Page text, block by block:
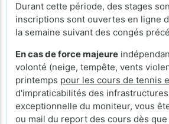
Durant cette période, des stages
inscriptions sont ouvertes en ligne
la semaine suivant des congés
En cas de force majeure
volonté (neige, tempête, vents
printemps pour les cours de tennis
d'impraticabilités des
exceptionnelle du moniteur, vous
ou mail du report des cours dès que